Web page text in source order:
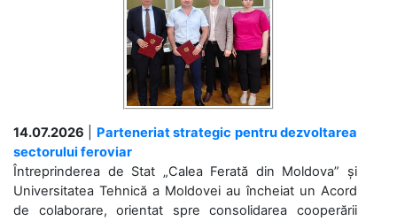
14.07.2026
Parteneriat strategic pentru dezvoltarea
sectorului feroviar
Întreprinderea de Stat „Calea Ferată din Moldova” și
Universitatea Tehnică a Moldovei au încheiat un Acord
de colaborare, orientat spre consolidarea cooperării